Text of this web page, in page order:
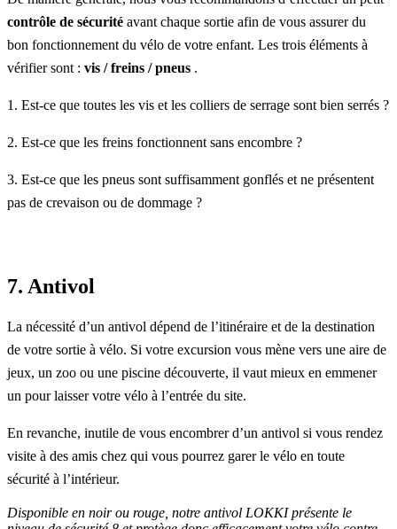
contrôle de sécurité avant chaque sortie afin de vous assurer du
bon fonctionnement du vélo de votre enfant. Les trois éléments à
vérifier sont : vis / freins / pneus .
1. Est-ce que toutes les vis et les colliers de serrage sont bien serrés ?
2. Est-ce que les freins fonctionnent sans encombre ?
3. Est-ce que les pneus sont suffisamment gonflés et ne présentent
pas de crevaison ou de dommage ?
7. Antivol
La nécessité d’un antivol dépend de l’itinéraire et de la destination
de votre sortie à vélo. Si votre excursion vous mène vers une aire de
jeux, un zoo ou une piscine découverte, il vaut mieux en emmener
un pour laisser votre vélo à l’entrée du site.
En revanche, inutile de vous encombrer d’un antivol si vous rendez
visite à des amis chez qui vous pourrez garer le vélo en toute
sécurité à l’intérieur.
Disponible en noir ou rouge, notre antivol LOKKI présente le